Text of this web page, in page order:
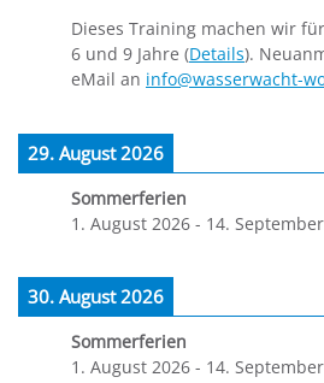
Dieses Training machen wir
6 und 9 Jahre (Details).
eMail an info@wasserwacht-
29. August 2026
Sommerferien
1. August 2026 - 14.
30. August 2026
Sommerferien
1. August 2026 - 14.